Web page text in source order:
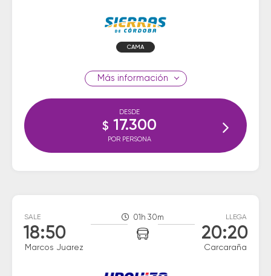
CAMA
información
DESDE
$ 17.300
POR PERSONA
SALE
18:50
Marcos Juarez
01h 30m LLEGA
20:20
Carcaraña